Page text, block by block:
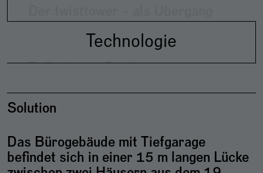
inneren Kurve der Straße, mit
ein Quader, der bei 45° mit
aufgestellt ist – maximale
Variabilität des Grundrisses für
flexible, multifunktionale
Technologie
Reflexion im Stadtraum
Solution
Das Bürogebäude mit Tiefgarage
befindet sich in einer 15 m langen Lücke